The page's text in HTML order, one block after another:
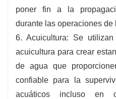
poner fin a la
durante las operaciones de
6. Acuicultura: Se
acuicultura para crear
de agua que
confiable para la
acuáticos incluso en